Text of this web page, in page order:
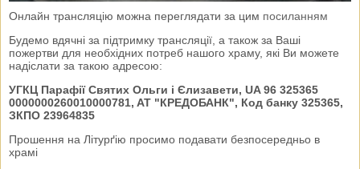
Онлайн трансляцію можна переглядати за цим посиланням
Будемо вдячні за підтримку трансляції, а також за Ваші
пожертви для необхідних потреб нашого храму, які Ви можете
надіслати за такою адресою:
УГКЦ Парафії Святих Ольги і Єлизавети, UA 96 325365
0000000260010000781, AT "КРЕДОБАНК", Код банку 325365,
ЗКПО 23964835
Прошення на Літурґію просимо подавати безпосередньо в
храмі